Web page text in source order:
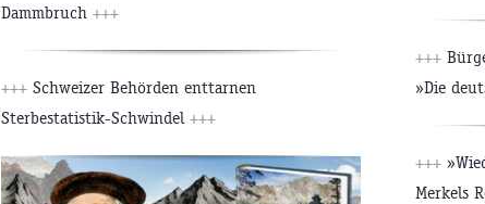
Dammbruch +++
+++ Schweizer Behörden enttarnen
Sterbestatistik-Schwindel +++
+++
»Die
+++
Merkels